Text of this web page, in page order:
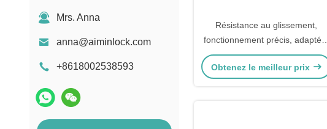
Mrs. Anna
anna@aiminlock.com
+8618002538593
Résistance au glissement,
fonctionnement précis, adapté à
l'installation rapide des éviers de
cuisine
Obtenez le meilleur prix